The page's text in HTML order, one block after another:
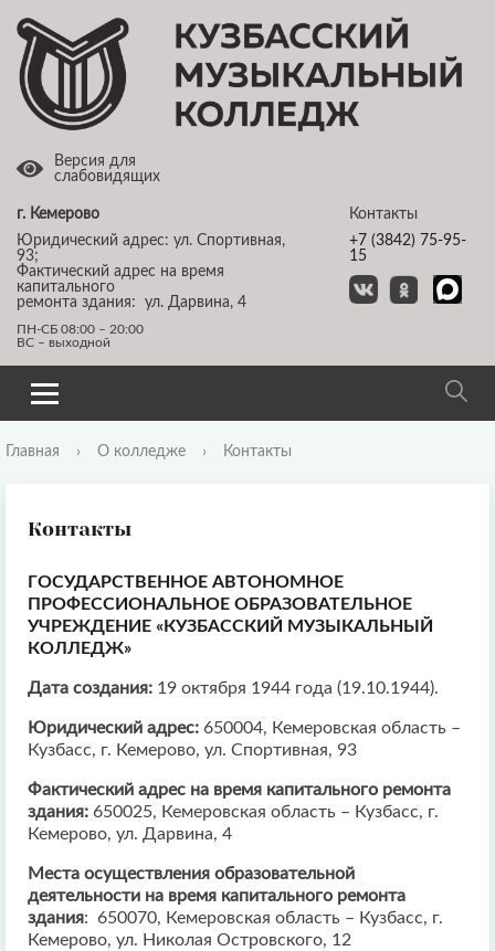
г. Кемерово
Юридический адрес: ул. Спортивная,
93;
Фактический адрес на время
капитального
ремонта здания: ул. Дарвина, 4
ПН-СБ 08:00 – 20:00
ВС – выходной
Контакты
+7 (3842) 75-95-
15
Версия для
слабовидящих
Главная › О колледже › Контакты
Контакты
ГОСУДАРСТВЕННОЕ АВТОНОМНОЕ
ПРОФЕССИОНАЛЬНОЕ ОБРАЗОВАТЕЛЬНОЕ
УЧРЕЖДЕНИЕ «КУЗБАССКИЙ МУЗЫКАЛЬНЫЙ
КОЛЛЕДЖ»
Дата создания: 19 октября 1944 года (19.10.1944).
Юридический адрес: 650004, Кемеровская область –
Кузбасс, г. Кемерово, ул. Спортивная, 93
Фактический адрес на время капитального ремонта
здания: 650025, Кемеровская область – Кузбасс, г.
Кемерово, ул. Дарвина, 4
Места осуществления образовательной
деятельности на время капитального ремонта
здания: 650070, Кемеровская область – Кузбасс, г.
Кемерово, ул. Николая Островского, 12